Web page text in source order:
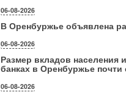
06-08-2026
В Оренбуржье объявлена
06-08-2026
Размер вкладов населения
банках в Оренбуржье почти
06-08-2026